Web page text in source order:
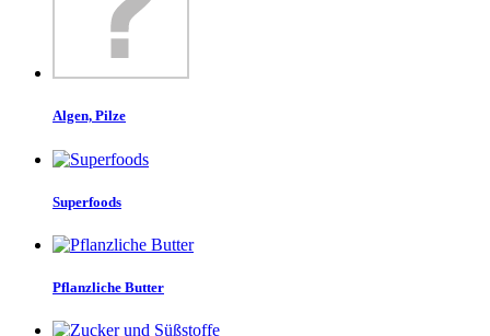
Algen, Pilze
Superfoods
Pflanzliche Butter